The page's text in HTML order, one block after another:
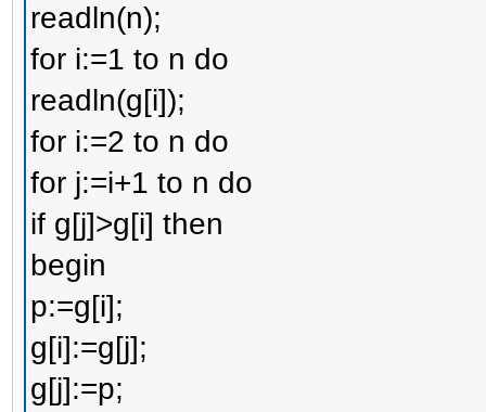
readln(n);
for i:=1 to n do
readln(g[i]);
for i:=2 to n do
for j:=i+1 to n do
if g[j]>g[i] then
begin
p:=g[i];
g[i]:=g[j];
g[j]:=p;